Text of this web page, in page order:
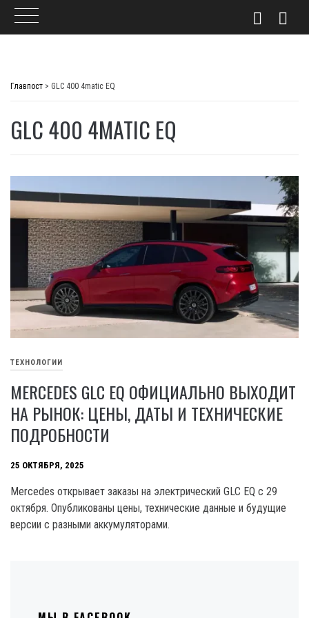
Главпост > GLC 400 4matic EQ
GLC 400 4MATIC EQ
ТЕХНОЛОГИИ
MERCEDES GLC EQ ОФИЦИАЛЬНО ВЫХОДИТ
НА РЫНОК: ЦЕНЫ, ДАТЫ И ТЕХНИЧЕСКИЕ
ПОДРОБНОСТИ
25 ОКТЯБРЯ, 2025
Mercedes открывает заказы на электрический GLC EQ с 29
октября. Опубликованы цены, технические данные и будущие
версии с разными аккумуляторами.